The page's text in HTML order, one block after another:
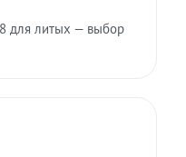
для литых — выбор